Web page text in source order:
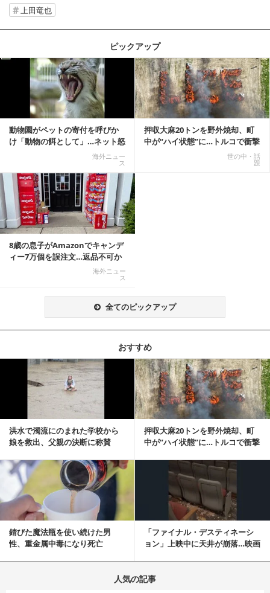
上田竜也
ピックアップ
動物園がペットの寄付を呼びか
け「動物の餌として」…ネット怒
海外ニュー
ス
押収大麻20トンを野外焼却、町
中が“ハイ状態”に…トルコで衝撃
世の中・話
題
記事を読む
8歳の息子がAmazonでキャンデ
ィー7万個を誤注文…返品不可か
海外ニュー
ス
全てのピックアップ
おすすめ
洪水で濁流にのまれた学校から
娘を救出、父親の決断に称賛
押収大麻20トンを野外焼却、町
中が“ハイ状態”に…トルコで衝撃
記事を読む
錆びた魔法瓶を使い続けた男
性、重金属中毒になり死亡
「ファイナル・デスティネーシ
ョン」上映中に天井が崩落…映画
記事を読む
人気の記事